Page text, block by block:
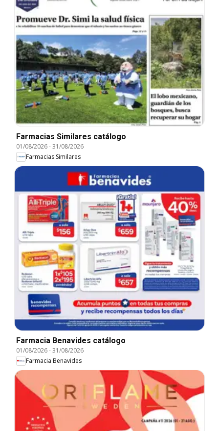
Farmacias Similares catálogo
01/08/2026-31/08/2026
Farmacias Similares
Farmacia Benavides catálogo
01/08/2026-31/08/2026
Farmacia Benavides